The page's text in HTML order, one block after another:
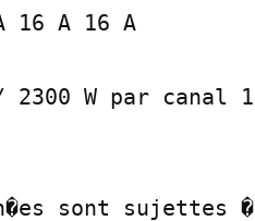
16 A 16 A
2300 W par canal
sont sujettes